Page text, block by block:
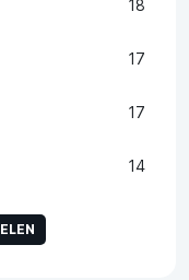
18
17
17
14